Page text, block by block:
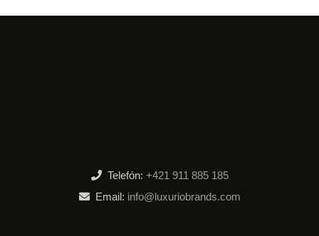
Telefón: +421 911 885 185
Email: info@luxuriobrands.com